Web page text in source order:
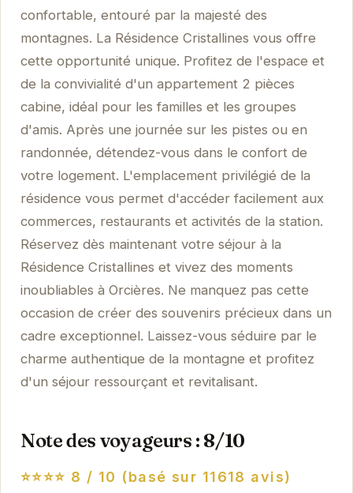
confortable, entouré par la majesté des
montagnes. La Résidence Cristallines vous offre
cette opportunité unique. Profitez de l'espace et
de la convivialité d'un appartement 2 pièces
cabine, idéal pour les familles et les groupes
d'amis. Après une journée sur les pistes ou en
randonnée, détendez-vous dans le confort de
votre logement. L'emplacement privilégié de la
résidence vous permet d'accéder facilement aux
commerces, restaurants et activités de la station.
Réservez dès maintenant votre séjour à la
Résidence Cristallines et vivez des moments
inoubliables à Orcières. Ne manquez pas cette
occasion de créer des souvenirs précieux dans un
cadre exceptionnel. Laissez-vous séduire par le
charme authentique de la montagne et profitez
d'un séjour ressourçant et revitalisant.
Note des voyageurs : 8/10
⭐⭐⭐⭐ 8 / 10 (basé sur 11618 avis)